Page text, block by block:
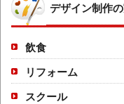
デザイン制作
飲食
リフォーム
スクール